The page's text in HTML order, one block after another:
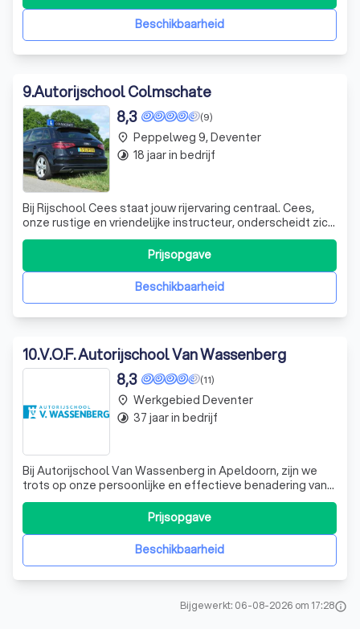
en leerlingen snell
Beschikbaarheid
9.Autorijschool Colmschate
(9)
8,3
Bij Rijschool Cees staat jouw rijervaring centraal. Cees,
onze rustige en vriendelijke instructeur, onderscheidt zich
door zijn duidelijke instructies en geduldige benadering.
Hij neemt de tijd om alles uit te leggen, zodat jij je op je
gemak voelt achter het stuur. Zenuwachtig voor de
lessen? Geen
Beschikbaarheid
Prijsopgave
place Peppelweg 9, Deventer
timelapse 18 jaar in bedrijf
10.V.O.F. Autorijschool Van Wassenberg
(11)
8,3
Bij Autorijschool Van Wassenberg in Apeldoorn, zijn we
trots op onze persoonlijke en effectieve benadering van
rijlessen. Als een kleine rijschool met twee toegewijde
instructeurs, bieden we een intieme leeromgeving waarin
elke leerling de aandacht krijgt die hij of zij verdient. Onze
lessen worden
Beschikbaarheid
Prijsopgave
place Werkgebied Deventer
timelapse 37 jaar in bedrijf
Bijgewerkt: 06-08-2026 om 17:28info